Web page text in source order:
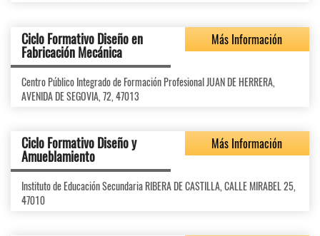
Ciclo Formativo Diseño en
Fabricación Mecánica
Más Información
Centro Público Integrado de Formación Profesional JUAN DE HERRERA,
AVENIDA DE SEGOVIA, 72, 47013
Ciclo Formativo Diseño y
Amueblamiento
Más Información
Instituto de Educación Secundaria RIBERA DE CASTILLA, CALLE MIRABEL 25,
47010